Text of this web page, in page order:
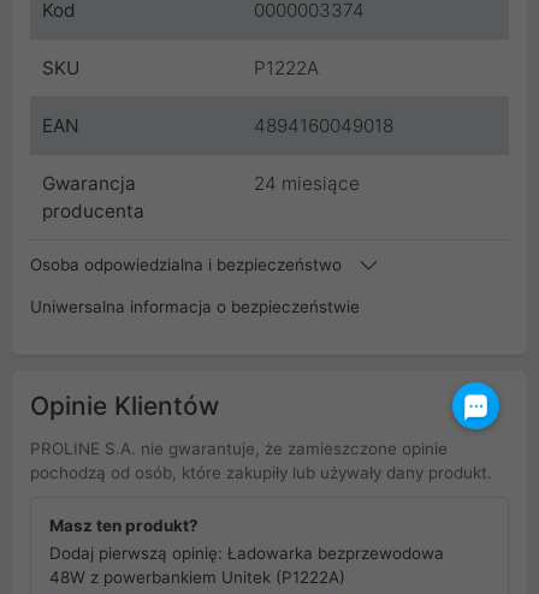
Kod 0000003374
SKU P1222A
EAN 4894160049018
Gwarancja
producenta
24 miesiące
Osoba odpowiedzialna i bezpieczeństwo
Uniwersalna informacja o bezpieczeństwie
Opinie Klientów
PROLINE S.A. nie gwarantuje, że zamieszczone opinie
pochodzą od osób, które zakupiły lub używały dany produkt.
Masz ten produkt?
Dodaj pierwszą opinię: Ładowarka bezprzewodowa
48W z powerbankiem Unitek (P1222A)